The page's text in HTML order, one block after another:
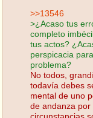
>>13546
>¿Acaso tus
completo
tus actos?
perspicacia
problema?
No todos,
todavía debes
mental de uno
de andanza
circunstancias